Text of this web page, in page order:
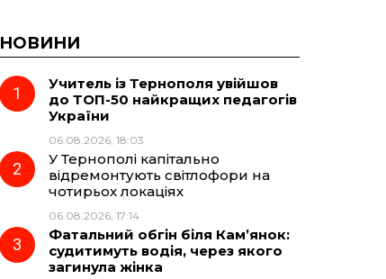
НОВИНИ
Учитель із Тернополя увійшов
до ТОП-50 найкращих педагогів
України
06.08.2026, 18:03
У Тернополі капітально
відремонтують світлофори на
чотирьох локаціях
06.08.2026, 17:14
Фатальний обгін біля Кам’янок:
судитимуть водія, через якого
загинула жінка